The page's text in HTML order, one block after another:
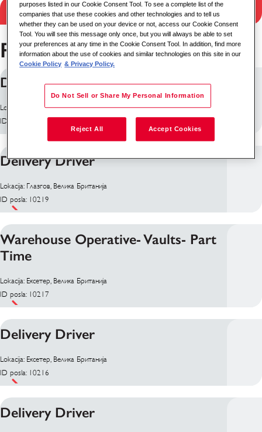
Filtriraj rezultate
Pronađeno je 27 poslova
Delivery Driver (Nights)
Lokacija: Единбург, Велика Британија
ID posla: 10260
Delivery Driver
Lokacija: Глазгов, Велика Британија
ID posla: 10219
Warehouse Operative- Vaults- Part
Time
Lokacija: Ексетер, Велика Британија
ID posla: 10217
Delivery Driver
Lokacija: Ексетер, Велика Британија
ID posla: 10216
Delivery Driver
purposes listed in our Cookie Consent Tool. To see a complete list of the
companies that use these cookies and other technologies and to tell us
whether they can be used on your device or not, access our Cookie Consent
Tool. You will see this message only once, but you will always be able to set
your preferences at any time in the Cookie Consent Tool. In addition, find more
information about the use of cookies and similar technologies on this site in our
Cookie Policy & Privacy Policy.
Do Not Sell or Share My Personal Information
Reject All Accept Cookies